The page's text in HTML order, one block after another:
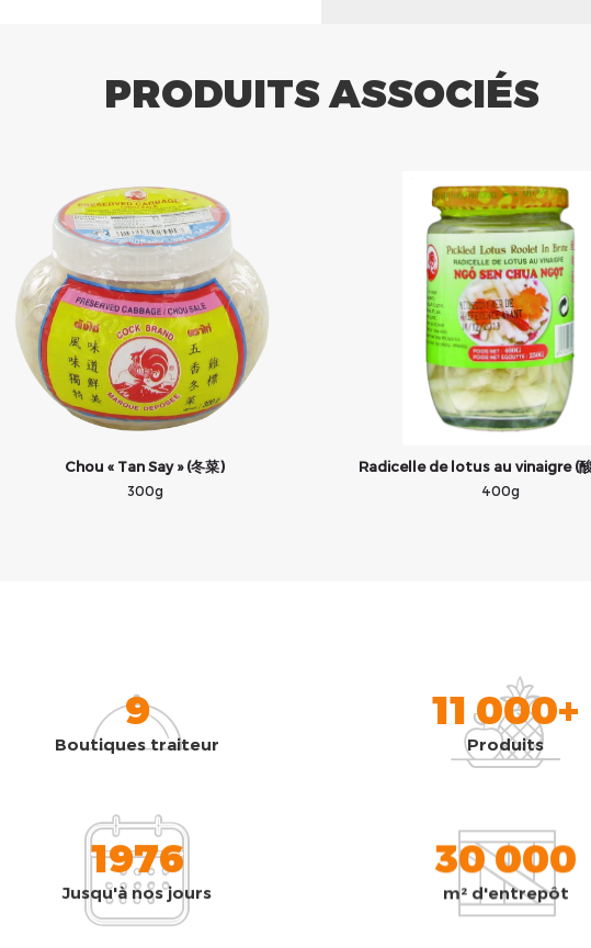
PRODUITS ASSOCIÉS
Chou « Tan Say » (冬菜)
300g
Radicelle de lotus au vinaigre (
400g
9
Boutiques traiteur
11 000+
Produits
1976
Jusqu'à nos jours
30 000
m² d'entrepôt